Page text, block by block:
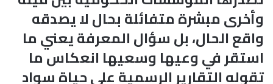
وأخرى مبشرة متفائلة بحال لا يصدقه
واقع الحال، بل سؤال المعرفة يعني ما
استقر في وعيها وسعيها انعكاس ما
تقوله التقارير الرسمية على حياة سواد